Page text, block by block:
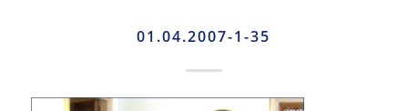
01.04.2007-1-35